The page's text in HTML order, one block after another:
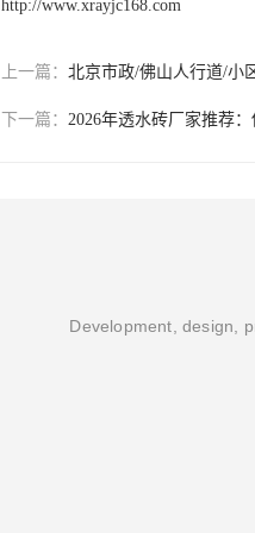
http://www.xrayjc168.com
上一篇： 北京市政/佛山人行道/小
下一篇： 2026年透水砖厂家推荐
Development, design,